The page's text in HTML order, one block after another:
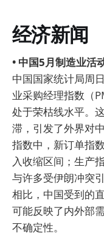
经济新闻
• 中国5月制造业活
中国国家统计局周
业采购经理指数（
处于荣枯线水平。
滞，引发了外界对
指数中，新订单指
入收缩区间；生产
与许多受伊朗冲突
相比，中国受到的
可能反映了内外部
不确定性。